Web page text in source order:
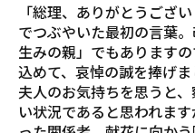
「総理、ありがとうござ
でつぶやいた最初の言葉
生みの親」でもあります
込めて、哀悼の誠を捧げ
夫人のお気持ちを思うと
い状況であると思われま